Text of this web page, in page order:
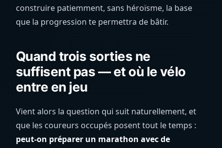
construire patiemment, sans héroïsme, la base
que la progression te permettra de bâtir.
Quand trois sorties ne
suffisent pas — et où le vélo
entre en jeu
Vient alors la question qui suit naturellement, et
que les coureurs occupés posent tout le temps :
peut-on préparer un marathon avec de